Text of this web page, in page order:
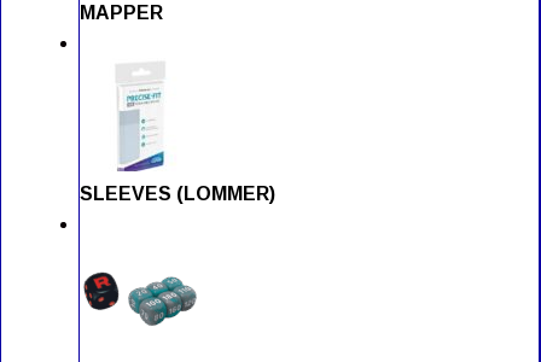
MAPPER
SLEEVES (LOMMER)